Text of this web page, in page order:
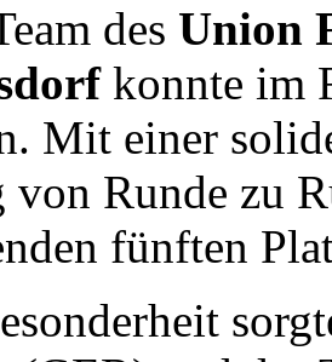
des Union
konnte im
Mit einer
von Runde zu
fünften